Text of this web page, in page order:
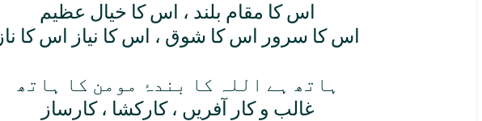
اس کا مقام بلند ، اس کا خيال عظيم
اس کا سرور اس کا شوق ، اس کا نياز اس کا ناز
ہاتھ ہے اللہ کا بندۂ مومن کا ہاتھ
غالب و کار آفريں ، کارکشا ، کارساز